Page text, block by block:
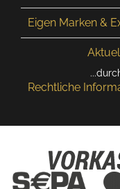
Eigen Marken &
Rechtliche